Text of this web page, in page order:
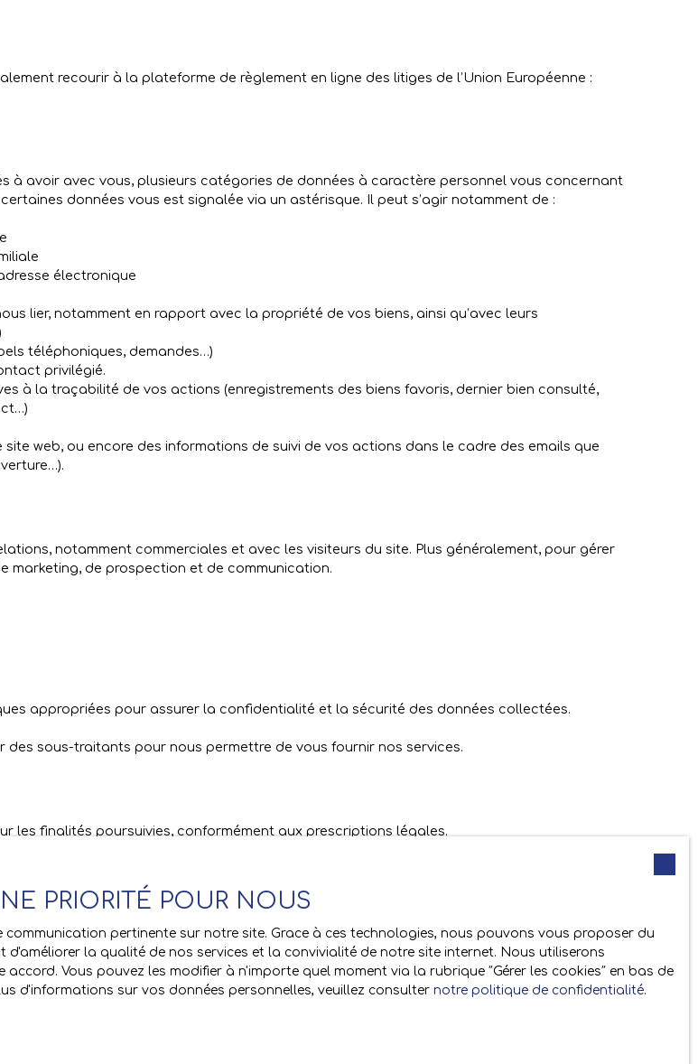
recourir à la plateforme de règlement en ligne des litiges de l’Union Européenne :
à avoir avec vous, plusieurs catégories de données à caractère personnel vous concernant
données vous est signalée via un astérisque. Il peut s’agir notamment de :
électronique
lier, notamment en rapport avec la propriété de vos biens, ainsi qu’avec leurs
téléphoniques, demandes…)
privilégié.
à la traçabilité de vos actions (enregistrements des biens favoris, dernier bien consulté,
web, ou encore des informations de suivi de vos actions dans le cadre des emails que
notamment commerciales et avec les visiteurs du site. Plus généralement, pour gérer
de prospection et de communication.
appropriées pour assurer la confidentialité et la sécurité des données collectées.
sous-traitants pour nous permettre de vous fournir nos services.
les finalités poursuivies, conformément aux prescriptions légales.
et le droit de demander la rectification, la mise à jour et la suppression de leurs données
voie téléphonique, vous pouvez vous inscrire gratuitement sur la liste d'opposition au
PRIORITÉ POUR NOUS
pertinente sur notre site. Grace à ces technologies, nous pouvons vous proposer du
la qualité de nos services et la convivialité de notre site internet. Nous utiliserons
Vous pouvez les modifier à n'importe quel moment via la rubrique ″Gérer les cookies″ en bas de
d'informations sur vos données personnelles, veuillez consulter notre politique de confidentialité.